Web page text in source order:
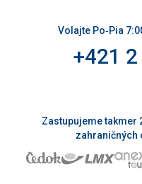
Volajte Po‑Pia
+421
Zastupujeme takmer
zahraničných